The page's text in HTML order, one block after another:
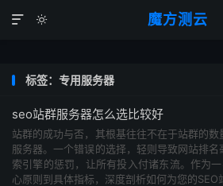
魔方测云


标签：专用服务器
seo站群服务器怎么选比较好
站群的成功与否，其根基往往不在于站群的
服务器。一个错误的选择，轻则导致网站排
索引擎的惩罚，让所有投入付诸东流。作为
心原则到具体指标，深度剖析如何为您的SEO